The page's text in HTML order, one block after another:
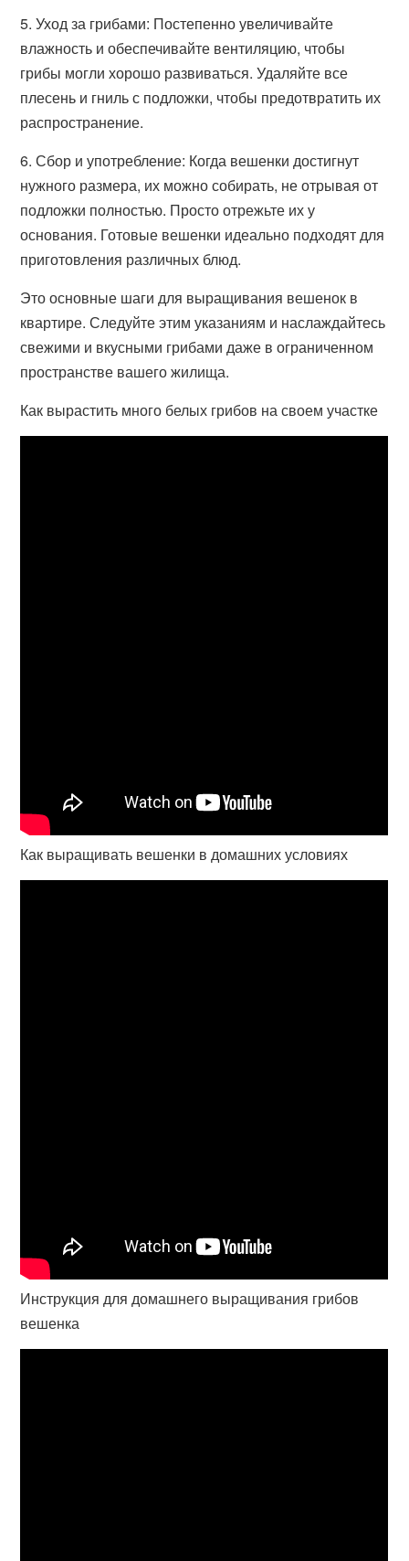
5. Уход за грибами: Постепенно увеличивайте
влажность и обеспечивайте вентиляцию, чтобы
грибы могли хорошо развиваться. Удаляйте все
плесень и гниль с подложки, чтобы предотвратить их
распространение.
6. Сбор и употребление: Когда вешенки достигнут
нужного размера, их можно собирать, не отрывая от
подложки полностью. Просто отрежьте их у
основания. Готовые вешенки идеально подходят для
приготовления различных блюд.
Это основные шаги для выращивания вешенок в
квартире. Следуйте этим указаниям и наслаждайтесь
свежими и вкусными грибами даже в ограниченном
пространстве вашего жилища.
Как вырастить много белых грибов на своем участке
Как выращивать вешенки в домашних условиях
Инструкция для домашнего выращивания грибов
вешенка